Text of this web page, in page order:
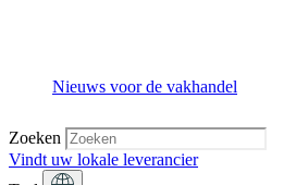
Nieuws voor de vakhandel
Zoeken
Vindt uw lokale leverancier